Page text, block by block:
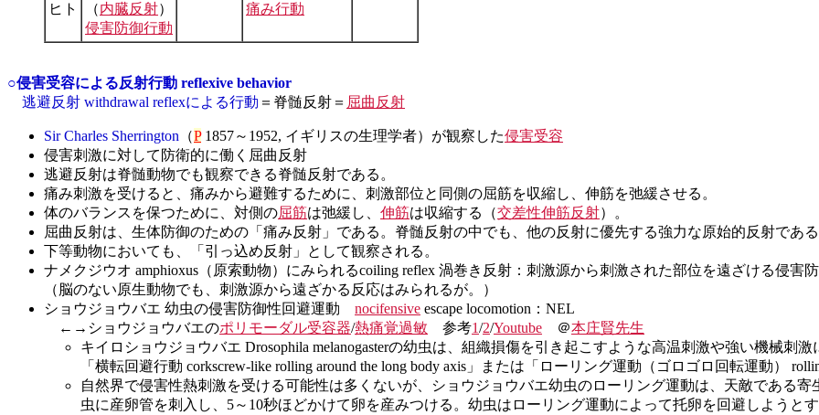
ヒト
（内臓反射）
侵害防御行動
痛み行動
○侵害受容による反射行動 reflexive behavior
逃避反射 withdrawal reflexによる行動 ＝脊髄反射＝ 屈曲反射
Sir Charles Sherrington （P1857～1952, イギリスの生理学者）が観察した侵害受容
侵害刺激に対して防衛的に働く屈曲反射
逃避反射は脊髄動物でも観察できる脊髄反射である。
痛み刺激を受けると、痛みから避難するために、刺激部位と同側の屈筋を収縮し、伸筋を弛緩させる。
体のバランスを保つために、対側の屈筋は弛緩し、 伸筋は収縮する（交差性伸筋反射）。
屈曲反射は、生体防御のための「痛み反射」である。脊髄反射の中でも、他の反射に優先する強力な原始的反射である
下等動物においても、「引っ込め反射」として観察される。
ナメクジウオ amphioxus（原索動物）にみられるcoiling reflex 渦巻き反射：刺激源から刺激された部位を遠ざける侵害
（脳のない原生動物でも、刺激源から遠ざかる反応はみられるが。）
ショウジョウバエ 幼虫の侵害防御性回避運動 nocifensive escape locomotion：NEL
←→ショウジョウバエのポリモーダル受容器/熱痛覚過敏 参考1/2/Youtube ＠本庄賢先生
キイロショウジョウバエ Drosophila melanogasterの幼虫は、組織損傷を引き起こすような高温刺激や強い機械刺
「横転回避行動 corkscrew-like rolling around the long body axis」または「ローリング運動（ゴロゴロ回転運動）
自然界で侵害性熱刺激を受ける可能性は多くないが、ショウジョウバエ幼虫のローリング運動は、天敵である
虫に産卵管を刺入し、5～10秒ほどかけて卵を産みつける。幼虫はローリング運動によって托卵を回避しようと